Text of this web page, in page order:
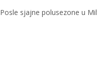
Posle sjajne polusezone u